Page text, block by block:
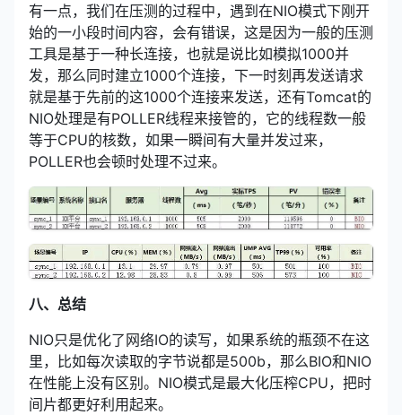
有一点，我们在压测的过程中，遇到在NIO模式下刚开
始的一小段时间内容，会有错误，这是因为一般的压测
工具是基于一种长连接，也就是说比如模拟1000并
发，那么同时建立1000个连接，下一时刻再发送请求
就是基于先前的这1000个连接来发送，还有Tomcat的
NIO处理是有POLLER线程来接管的，它的线程数一般
等于CPU的核数，如果一瞬间有大量并发过来，
POLLER也会顿时处理不过来。
八、总结
NIO只是优化了网络IO的读写，如果系统的瓶颈不在这
里，比如每次读取的字节说都是500b，那么BIO和NIO
在性能上没有区别。NIO模式是最大化压榨CPU，把时
间片都更好利用起来。